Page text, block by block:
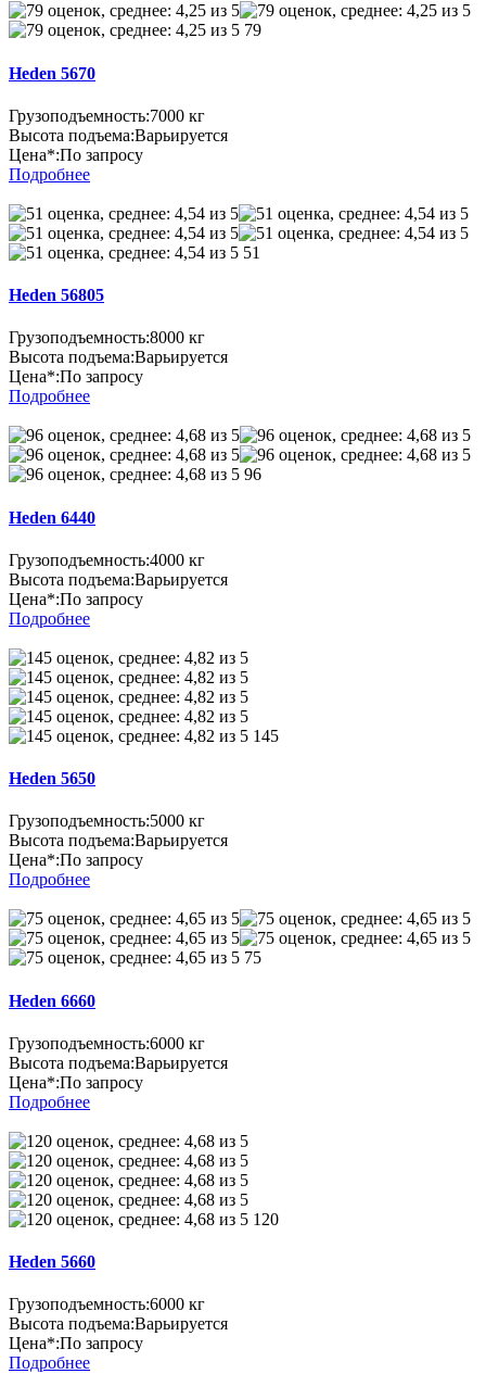
79
Heden 5670
Грузоподъемность:7000 кг
Высота подъема:Варьируется
Цена*:По запросу
Подробнее
51
Heden 56805
Грузоподъемность:8000 кг
Высота подъема:Варьируется
Цена*:По запросу
Подробнее
96
Heden 6440
Грузоподъемность:4000 кг
Высота подъема:Варьируется
Цена*:По запросу
Подробнее
145
Heden 5650
Грузоподъемность:5000 кг
Высота подъема:Варьируется
Цена*:По запросу
Подробнее
75
Heden 6660
Грузоподъемность:6000 кг
Высота подъема:Варьируется
Цена*:По запросу
Подробнее
120
Heden 5660
Грузоподъемность:6000 кг
Высота подъема:Варьируется
Цена*:По запросу
Подробнее